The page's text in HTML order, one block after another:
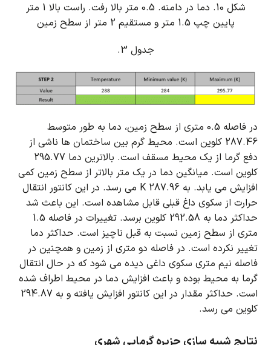
شکل 10. دما در دامنه. 0.5 متر بالا رفت.
راست بالا 1 متر
پایین چپ 1.5 متر و مستقیم 2 متر از سطح زمین
جدول 3.
در فاصله 0.5 متری از سطح زمین، دما به طور متوسط
287.46 کلوین است.
محیط گرم بین ساختمان ها ناشی از
دفع گرما از یک محیط مسقف است.
بالاترین دما 295.77
کلوین است. میانگین دما در یک متر بالاتر از سطح زمین کمی
افزایش می یابد.
به 287.96 K می رسد. در این کانتور انتقال
حرارت از سکوی داغ قبلی قابل مشاهده است. این باعث شد
حداکثر دما به 292.58 کلوین برسد.
تغییرات در فاصله 1.5
متری از سطح زمین نسبت به قبل ناچیز است. حداکثر دما
تغییر نکرده است. در فاصله دو متری از زمین و همچنین در
فاصله نیم متری سکوی داغی دیده می شود که در حال انتقال
گرما به محیط بوده و باعث افزایش دما در محیط اطراف شده
است.
حداکثر مقدار در این کانتور افزایش یافته و به 294.87
کلوین می رسد.
نتایج شبیه سازی جزیره گرمایی شهری